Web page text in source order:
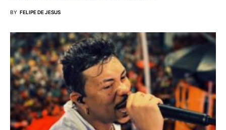
BY FELIPE DE JESUS